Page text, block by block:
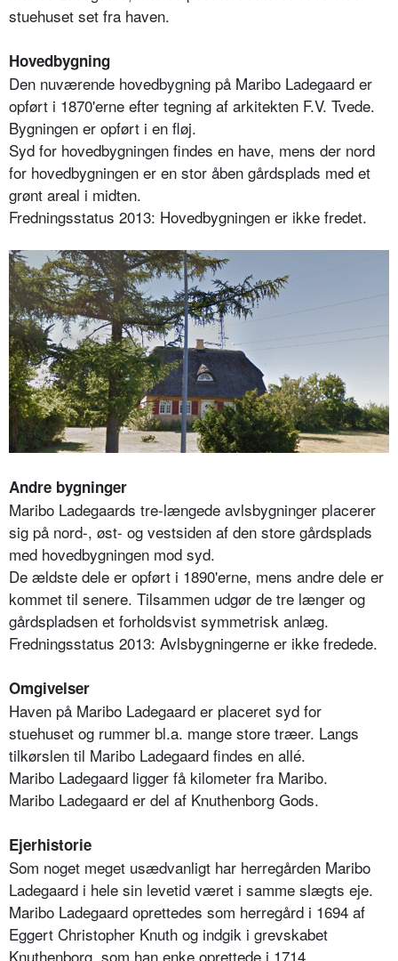
stuehuset set fra haven.
Hovedbygning
Den nuværende hovedbygning på Maribo Ladegaard er
opført i 1870'erne efter tegning af arkitekten F.V. Tvede.
Bygningen er opført i en fløj.
Syd for hovedbygningen findes en have, mens der nord
for hovedbygningen er en stor åben gårdsplads med et
grønt areal i midten.
Fredningsstatus 2013: Hovedbygningen er ikke fredet.
Andre bygninger
Maribo Ladegaards tre-længede avlsbygninger placerer
sig på nord-, øst- og vestsiden af den store gårdsplads
med hovedbygningen mod syd.
De ældste dele er opført i 1890'erne, mens andre dele er
kommet til senere. Tilsammen udgør de tre længer og
gårdspladsen et forholdsvist symmetrisk anlæg.
Fredningsstatus 2013: Avlsbygningerne er ikke fredede.
Omgivelser
Haven på Maribo Ladegaard er placeret syd for
stuehuset og rummer bl.a. mange store træer. Langs
tilkørslen til Maribo Ladegaard findes en allé.
Maribo Ladegaard ligger få kilometer fra Maribo.
Maribo Ladegaard er del af Knuthenborg Gods.
Ejerhistorie
Som noget meget usædvanligt har herregården Maribo
Ladegaard i hele sin levetid været i samme slægts eje.
Maribo Ladegaard oprettedes som herregård i 1694 af
Eggert Christopher Knuth og indgik i grevskabet
Knuthenborg, som han enke oprettede i 1714.